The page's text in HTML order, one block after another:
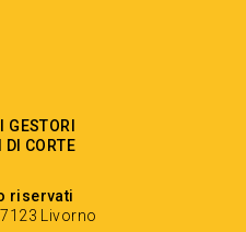
DI CORTE
riservati
Livorno